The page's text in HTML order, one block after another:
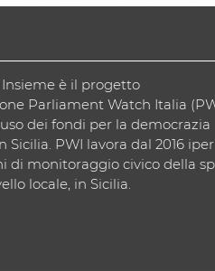
è il progetto
Parliament Watch Italia
dei fondi per la democrazia
Sicilia. PWI lavora dal 2016 iper
di monitoraggio civico della
locale, in Sicilia.